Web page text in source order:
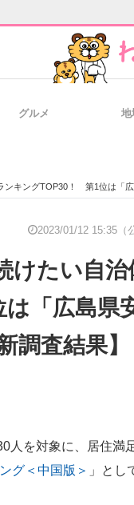
IT製品の技術
グルメ 地
ングTOP30！ 第1位は「広島県安
2023/01/12 15:35（
けたい自
「広島県
調査結果】
を対象に、居住満
グ＜中国版＞ 」とし